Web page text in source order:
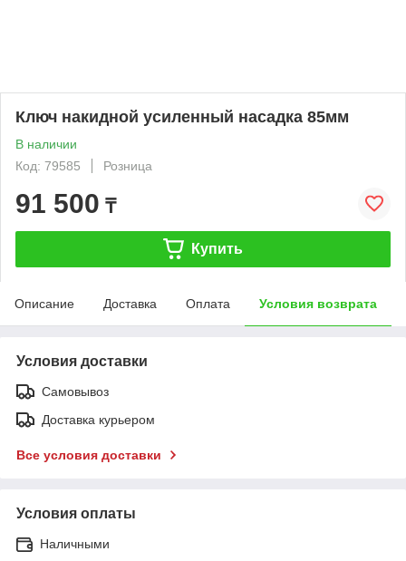
Ключ накидной усиленный насадка 85мм
В наличии
Код: 79585
Розница
91 500 ₸
Купить
Описание Доставка Оплата Условия возврата
Условия доставки
Самовывоз
Доставка курьером
Все условия доставки
Условия оплаты
Наличными